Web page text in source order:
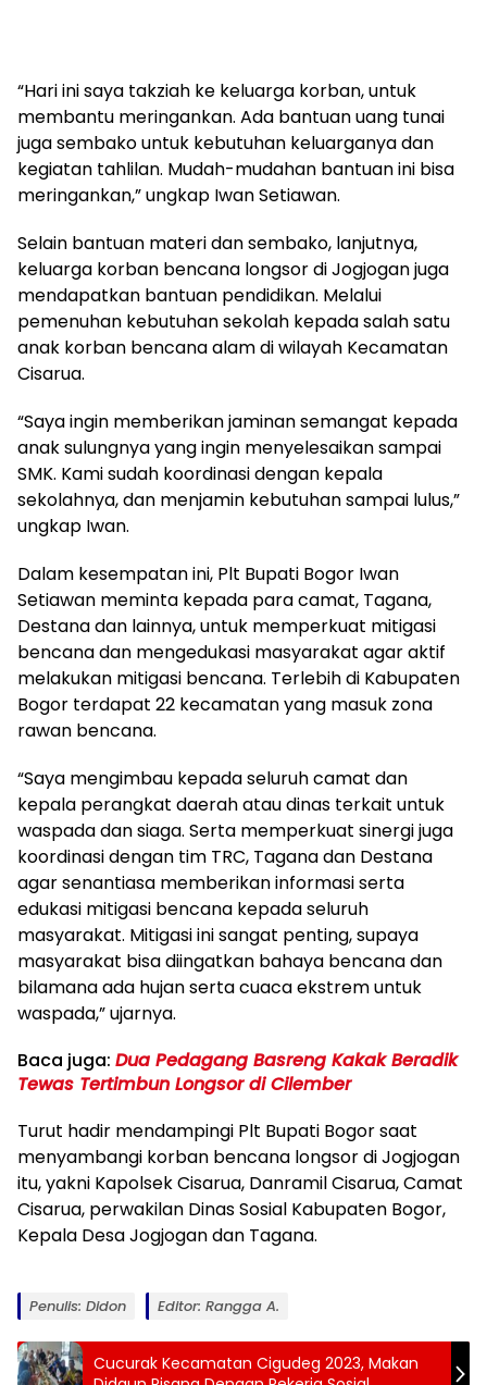
“Hari ini saya takziah ke keluarga korban, untuk
membantu meringankan. Ada bantuan uang tunai
juga sembako untuk kebutuhan keluarganya dan
kegiatan tahlilan. Mudah-mudahan bantuan ini bisa
meringankan,” ungkap Iwan Setiawan.
Selain bantuan materi dan sembako, lanjutnya,
keluarga korban bencana longsor di Jogjogan juga
mendapatkan bantuan pendidikan. Melalui
pemenuhan kebutuhan sekolah kepada salah satu
anak korban bencana alam di wilayah Kecamatan
Cisarua.
“Saya ingin memberikan jaminan semangat kepada
anak sulungnya yang ingin menyelesaikan sampai
SMK. Kami sudah koordinasi dengan kepala
sekolahnya, dan menjamin kebutuhan sampai lulus,”
ungkap Iwan.
Dalam kesempatan ini, Plt Bupati Bogor Iwan
Setiawan meminta kepada para camat, Tagana,
Destana dan lainnya, untuk memperkuat mitigasi
bencana dan mengedukasi masyarakat agar aktif
melakukan mitigasi bencana. Terlebih di Kabupaten
Bogor terdapat 22 kecamatan yang masuk zona
rawan bencana.
“Saya mengimbau kepada seluruh camat dan
kepala perangkat daerah atau dinas terkait untuk
waspada dan siaga. Serta memperkuat sinergi juga
koordinasi dengan tim TRC, Tagana dan Destana
agar senantiasa memberikan informasi serta
edukasi mitigasi bencana kepada seluruh
masyarakat. Mitigasi ini sangat penting, supaya
masyarakat bisa diingatkan bahaya bencana dan
bilamana ada hujan serta cuaca ekstrem untuk
waspada,” ujarnya.
Baca juga: Dua Pedagang Basreng Kakak Beradik
Tewas Tertimbun Longsor di Cilember
Turut hadir mendampingi Plt Bupati Bogor saat
menyambangi korban bencana longsor di Jogjogan
itu, yakni Kapolsek Cisarua, Danramil Cisarua, Camat
Cisarua, perwakilan Dinas Sosial Kabupaten Bogor,
Kepala Desa Jogjogan dan Tagana.
Penulis: Didon Editor: Rangga A.
Cucurak Kecamatan Cigudeg 2023, Makan